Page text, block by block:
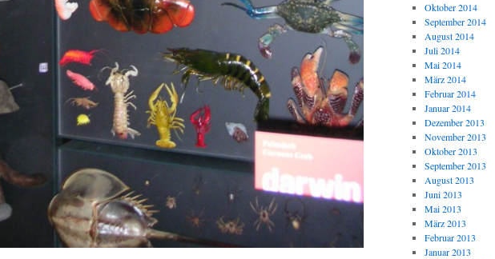
Oktober 2014
September 2014
August 2014
Juli 2014
Mai 2014
März 2014
Februar 2014
Januar 2014
Dezember 2013
November 2013
Oktober 2013
September 2013
August 2013
Juni 2013
Mai 2013
März 2013
Februar 2013
Januar 2013